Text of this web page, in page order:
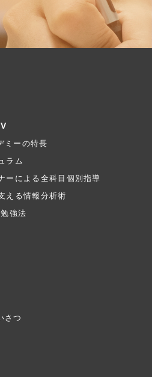
ミーの特長
ラム
ーによる全科目個別指導
える情報分析術
強法
さつ